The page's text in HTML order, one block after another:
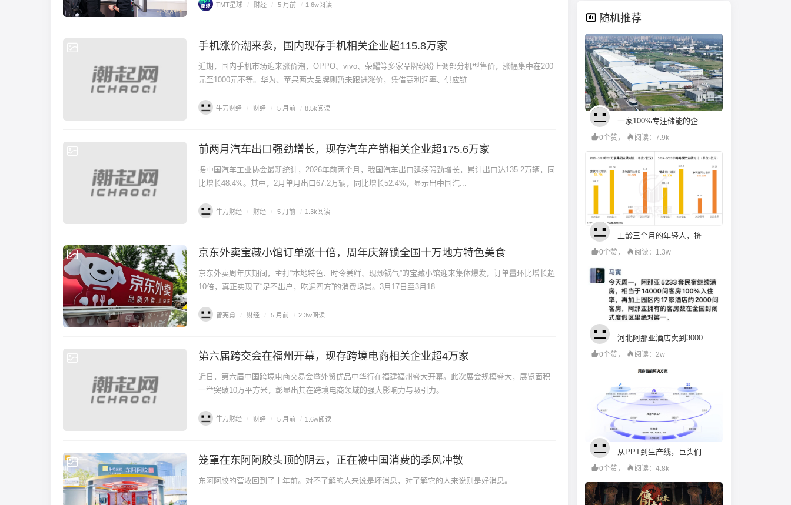
TMT星球 / 财经 / 5 月前 / 1.6w阅读
财经
手机涨价潮来袭，国内现存手机相关企业超115.8万家
近期，国内手机市场迎来涨价潮，OPPO、vivo、荣耀等多家品牌纷纷上调部分机型售价，涨幅集中在200
元至1000元不等。华为、苹果两大品牌则暂未跟进涨价，凭借高利润率、供应链...
牛刀财经 / 财经 / 5 月前 / 8.5k阅读
财经
前两月汽车出口强劲增长，现存汽车产销相关企业超175.6万家
据中国汽车工业协会最新统计，2026年前两个月，我国汽车出口延续强劲增长，累计出口达135.2万辆，同
比增长48.4%。其中，2月单月出口67.2万辆，同比增长52.4%，显示出中国汽...
牛刀财经 / 财经 / 5 月前 / 1.3k阅读
财经
京东外卖宝藏小馆订单涨十倍，周年庆解锁全国十万地方特色美食
京东外卖周年庆期间，主打“本地特色、时令尝鲜、现炒锅气”的宝藏小馆迎来集体爆发，订单量环比增长超
10倍，真正实现了“足不出户，吃遍四方”的消费场景。3月17日至3月18...
曾宪勇 / 财经 / 5 月前 / 2.3w阅读
第六届跨交会在福州开幕，现存跨境电商相关企业超4万家
近日，第六届中国跨境电商交易会暨外贸优品中华行在福建福州盛大开幕。此次展会规模盛大，展览面积
一举突破10万平方米，彰显出其在跨境电商领域的强大影响力与吸引力。
牛刀财经 / 财经 / 5 月前 / 1.6w阅读
财经
笼罩在东阿阿胶头顶的阴云，正在被中国消费的季风冲散
东阿阿胶的营收回到了十年前。对不了解的人来说是坏消息，对了解它的人来说则是好消息。
随机推荐
一家100%专注储能的企业，为何押注长时赛道？——海辰储能：全链一体化背后的战略逻辑
0个赞，
阅读：7.9k
工龄三个月的年轻人，挤满了折扣零食店
0个赞，
阅读：1.3w
河北阿那亚酒店卖到3000块一晚，可馋死广州九龙湖了
0个赞，
阅读：2w
从PPT到生产线，巨头们跨过具身智能“理想国”
0个赞，
阅读：4.8k